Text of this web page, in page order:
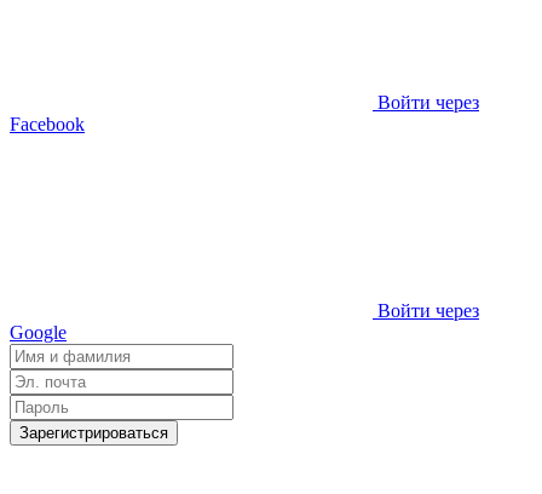
Войти через
Facebook
Войти через
Google
Зарегистрироваться